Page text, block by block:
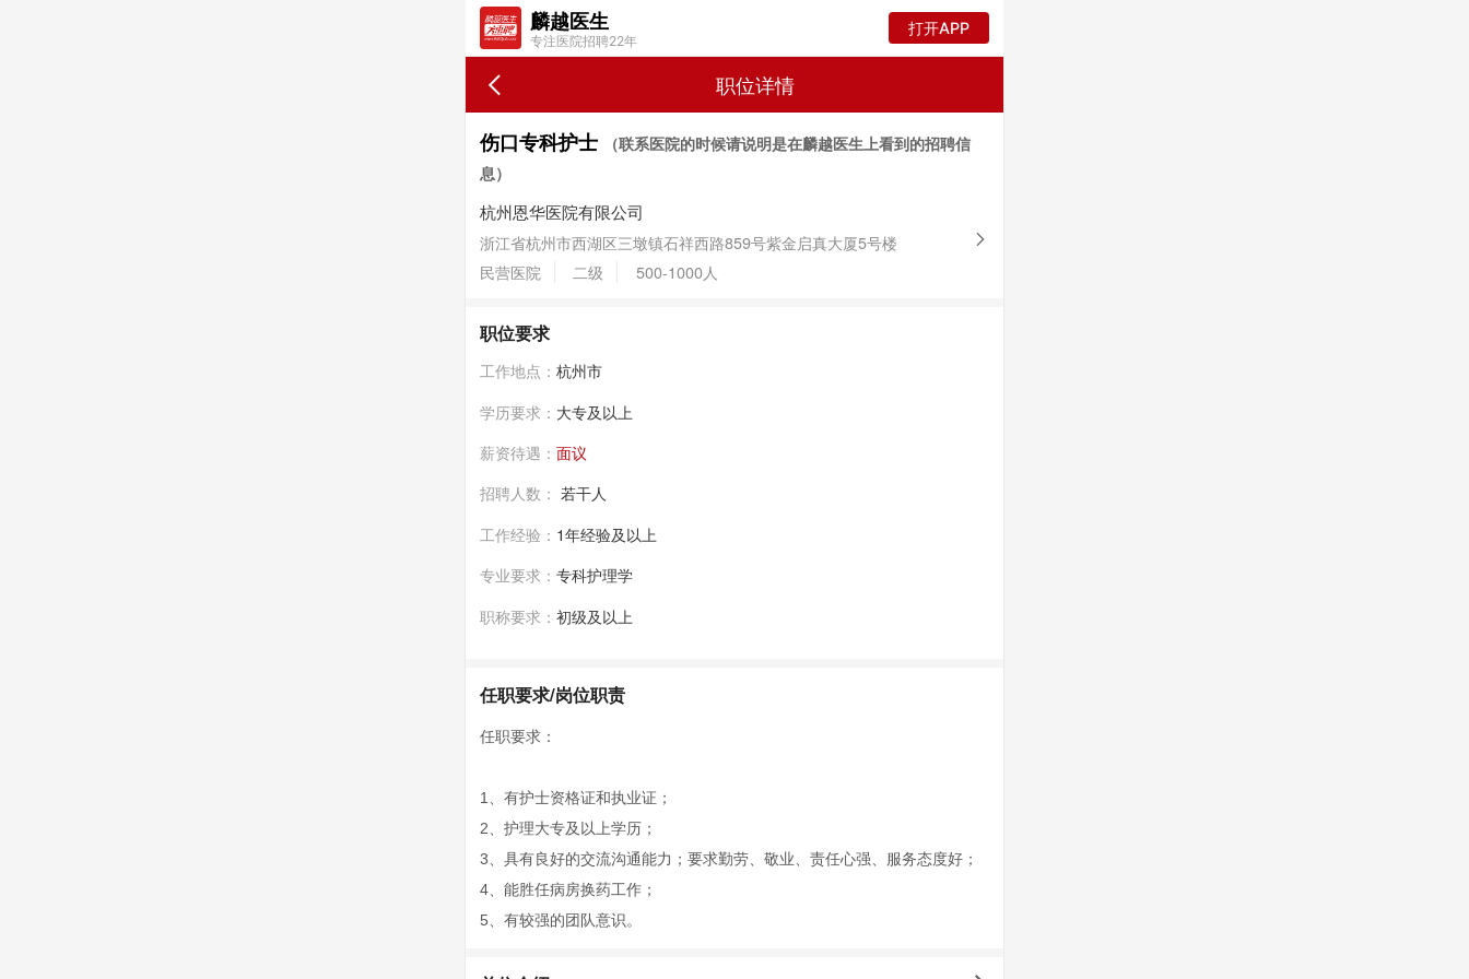
麟越医生
专注医院招聘22年
打开APP
职位详情
伤口专科护士
（联系医院的时候请说明是在麟越医生上看到的招聘信
息）
杭州恩华医院有限公司
浙江省杭州市西湖区三墩镇石祥西路859号紫金启真大厦5号楼
民营医院
二级 500-1000人
职位要求
工作地点： 杭州市
学历要求： 大专及以上
薪资待遇： 面议
招聘人数： 若干人
工作经验： 1年经验及以上
专业要求： 专科护理学
职称要求： 初级及以上
任职要求/岗位职责
任职要求：
1、有护士资格证和执业证；
2、护理大专及以上学历；
3、具有良好的交流沟通能力；要求勤劳、敬业、责任心强、服务态度好；
4、能胜任病房换药工作；
5、有较强的团队意识。